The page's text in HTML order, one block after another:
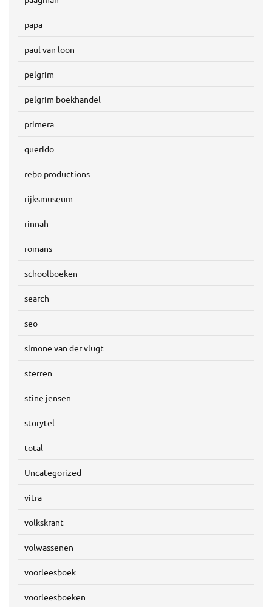
papa
paul van loon
pelgrim
pelgrim boekhandel
primera
querido
rebo productions
rijksmuseum
rinnah
romans
schoolboeken
search
seo
simone van der vlugt
sterren
stine jensen
storytel
total
Uncategorized
vitra
volkskrant
volwassenen
voorleesboek
voorleesboeken